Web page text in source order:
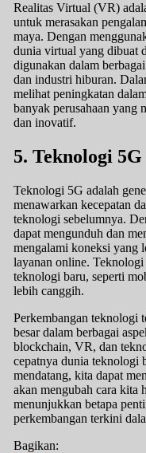
Realitas Virtual (VR)
untuk merasakan
maya. Dengan
dunia virtual yang dibuat
digunakan dalam
dan industri hiburan.
melihat peningkatan
banyak perusahaan yang
dan inovatif.
5. Teknologi 5G
Teknologi 5G adalah
menawarkan kecepatan
teknologi sebelumnya.
dapat mengunduh dan
mengalami koneksi yang
layanan online.
teknologi baru, seperti
lebih canggih.
Perkembangan teknologi
besar dalam berbagai
blockchain, VR, dan
cepatnya dunia teknologi
mendatang, kita dapat
akan mengubah cara kita
menunjukkan betapa
perkembangan terkini
Bagikan: